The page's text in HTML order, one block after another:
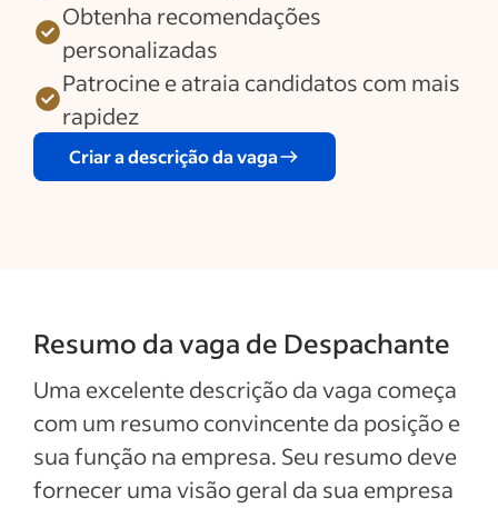
Obtenha recomendações
personalizadas
Patrocine e atraia candidatos com mais
rapidez
Criar a descrição da vaga
Resumo da vaga de Despachante
Uma excelente descrição da vaga começa
com um resumo convincente da posição e
sua função na empresa. Seu resumo deve
fornecer uma visão geral da sua empresa